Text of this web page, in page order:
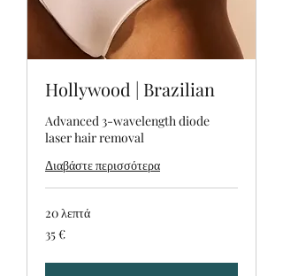
Hollywood | Brazilian
Advanced 3-wavelength diode
laser hair removal
Διαβάστε περισσότερα
20 λεπτά
ευρώ
35 €